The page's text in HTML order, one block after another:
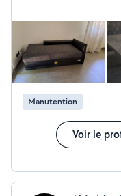
Manutention
Voir le